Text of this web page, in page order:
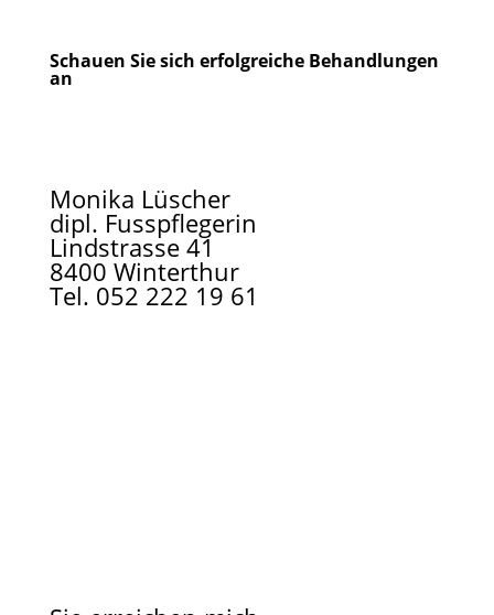
Schauen Sie sich erfolgreiche Behandlungen
an
Monika Lüscher
dipl. Fusspflegerin
Lindstrasse 41
8400 Winterthur
Tel. 052 222 19 61